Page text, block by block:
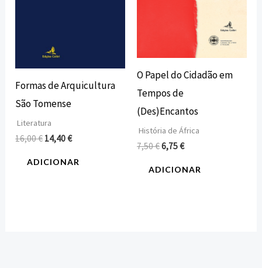
Formas de Arquicultura
São Tomense
Literatura
16,00€ 14,40€
ADICIONAR
O Papel do Cidadão em
Tempos de
(Des)Encantos
História de África
7,50€6,75€
ADICIONAR